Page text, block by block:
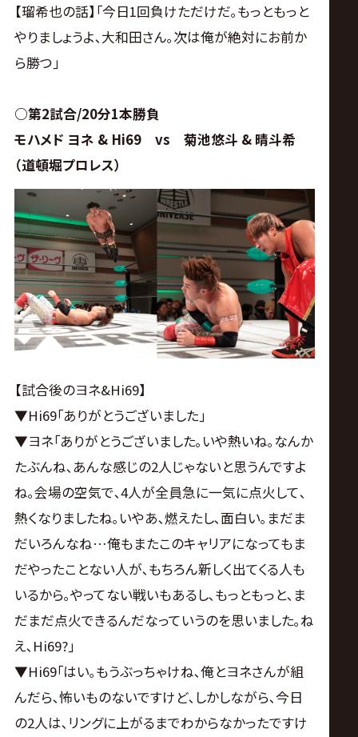
【瑠希也の話】｢今日1回負けただけだ｡もっともっと
やりましょうよ､大和田さん｡次は俺が絶対にお前か
ら勝つ｣
○第2試合/20分1本勝負
モハメド ヨネ & Hi69 vs 菊池悠斗 & 晴斗希
（道頓堀プロレス）
【試合後のヨネ&Hi69】
▼Hi69｢ありがとうございました｣
▼ヨネ｢ありがとうございました｡いや熱いね｡なんか
たぶんね､あんな感じの2人じゃないと思うんですよ
ね｡会場の空気で､4人が全員急に一気に点火して､
熱くなりましたね｡いやあ､燃えたし､面白い｡まだま
だいろんなね…俺もまたこのキャリアになってもま
だやったことない人が､もちろん新しく出てくる人も
いるから｡やってない戦いもあるし､もっともっと､ま
だまだ点火できるんだなっていうのを思いました｡ね
え､Hi69?｣
▼Hi69｢はい｡もうぶっちゃけね､俺とヨネさんが組
んだら､怖いものないですけど､しかしながら､今日
の2人は､リングに上がるまでわからなかったですけ